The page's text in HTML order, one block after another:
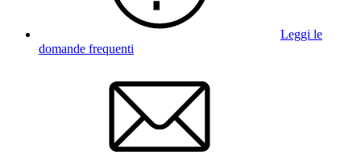
Leggi le
domande frequenti